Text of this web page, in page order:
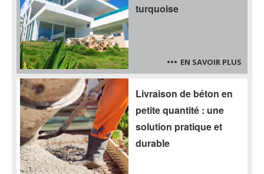
turquoise
EN SAVOIR PLUS
Livraison de béton en
petite quantité : une
solution pratique et
durable